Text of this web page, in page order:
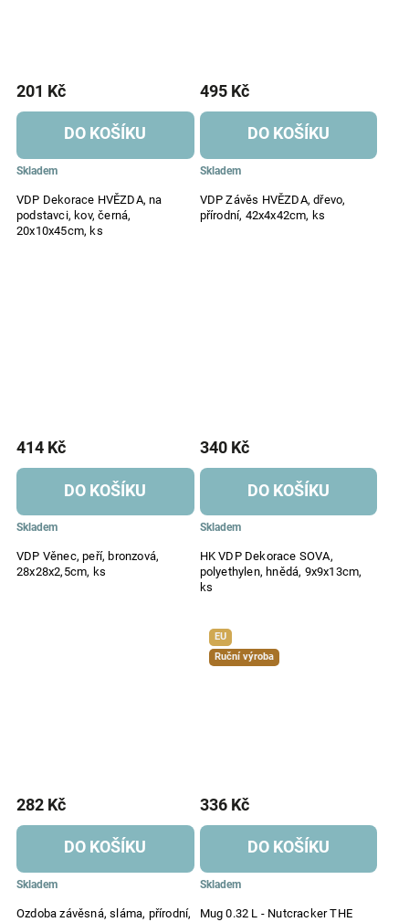
VDP Dekorace HVĚZDA, na
podstavci, kov, černá,
20x10x45cm, ks
Skladem
201 Kč
DO KOŠÍKU
VDP Závěs HVĚZDA, dřevo,
přírodní, 42x4x42cm, ks
Skladem
495 Kč
DO KOŠÍKU
VDP Věnec, peří, bronzová,
28x28x2,5cm, ks
Skladem
414 Kč
DO KOŠÍKU
HK VDP Dekorace SOVA,
polyethylen, hnědá, 9x9x13cm,
ks
Skladem
340 Kč
DO KOŠÍKU
Ozdoba závěsná, sláma, přírodní,
Skladem
282 Kč
DO KOŠÍKU
EU
Ruční výroba
Mug 0.32 L - Nutcracker THE
Skladem
336 Kč
DO KOŠÍKU